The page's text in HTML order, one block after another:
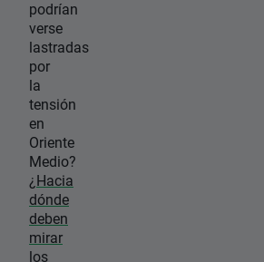
podrían
verse
lastradas
por
la
tensión
en
Oriente
Medio?
¿Hacia
dónde
deben
mirar
los